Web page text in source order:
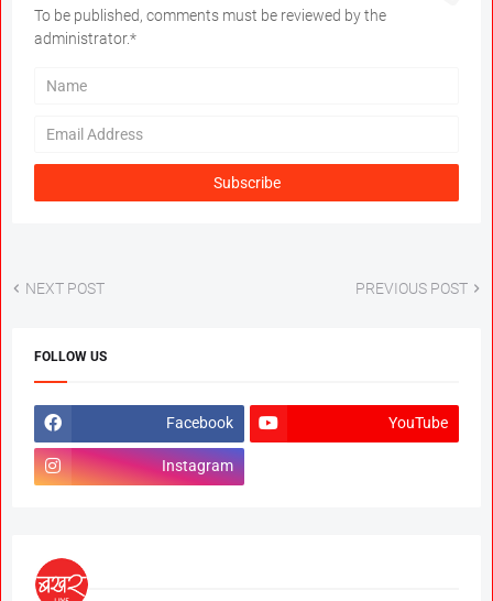
To be published, comments must be reviewed by the
administrator.*
NEXT POST PREVIOUS POST
FOLLOW US
Facebook YouTube
Instagram